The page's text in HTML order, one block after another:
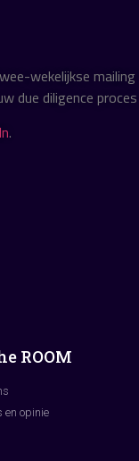
wekelijkse mailing
due diligence proces
.
ROOM
en opinie